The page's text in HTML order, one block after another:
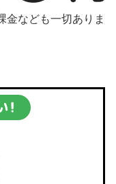
金なども一切ありま